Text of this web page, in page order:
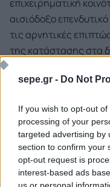
sepe.gr - Do Not
If you wish to opt-out
processing of your
targeted advertising by
section to confirm your
opt-out request is
interest-based ads
επιχειρηματική
αισιόδοξο
τις αρνητικές
της κατάστασης στα
Ουκρανία και Μέση
αποτελεί ένα
αύξηση του κύκλου
εταιρείες που
ΤΠΕ. Ταυτόχρονα,
επηρεάζουν την
υψηλό κόστους